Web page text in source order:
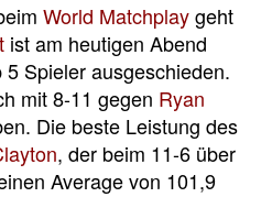
World Matchplaygeht
ist am heutigen Abend
Spieler ausgeschieden.
mit 8-11 gegen Ryan
Die beste Leistung des
, der beim 11-6 über
Average von 101,9